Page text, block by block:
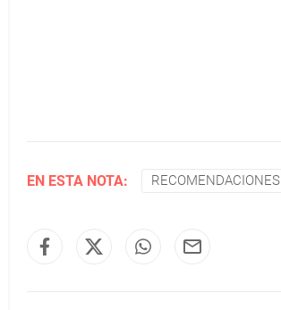
EN ESTA NOTA: RECOMENDACIONES